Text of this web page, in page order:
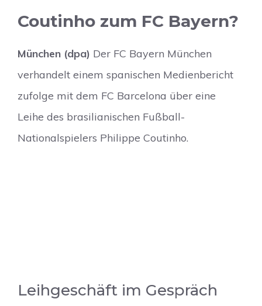
Coutinho zum FC Bayern?
München (dpa) Der FC Bayern München
verhandelt einem spanischen Medienbericht
zufolge mit dem FC Barcelona über eine
Leihe des brasilianischen Fußball-
Nationalspielers Philippe Coutinho.
Leihgeschäft im Gespräch